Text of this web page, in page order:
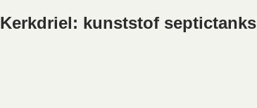
Kerkdriel: kunststof septictanks